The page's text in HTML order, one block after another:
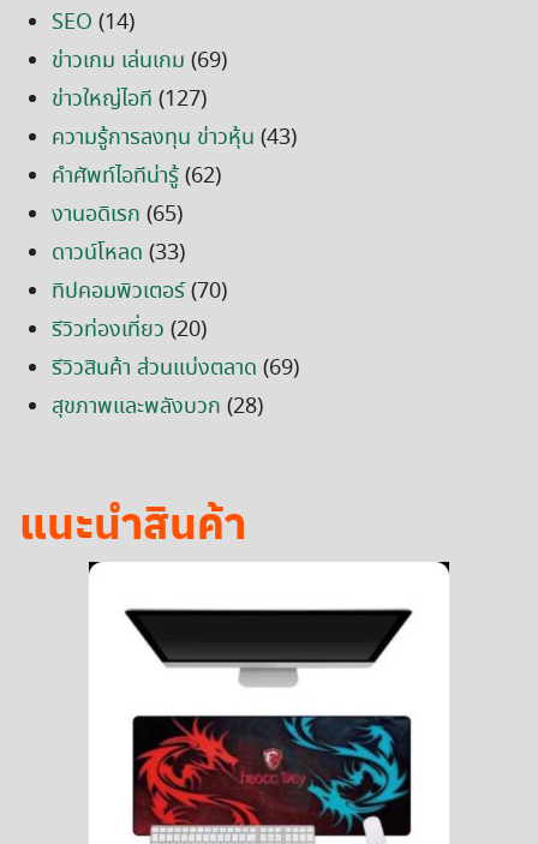
SEO (14)
ข่าวเกม เล่นเกม (69)
ข่าวใหญ่ไอที (127)
ความรู้การลงทุน ข่าวหุ้น (43)
คำศัพท์ไอทีน่ารู้(62)
งานอดิเรก (65)
ดาวน์โหลด (33)
ทิปคอมพิวเตอร์(70)
รีวิวท่องเที่ยว (20)
รีวิวสินค้า ส่วนแบ่งตลาด (69)
สุขภาพและพลังบวก (28)
แนะนำสินค้า